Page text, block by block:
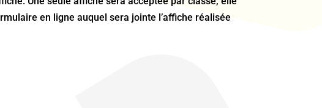
en ligne auquel sera jointe l’affiche réalisée